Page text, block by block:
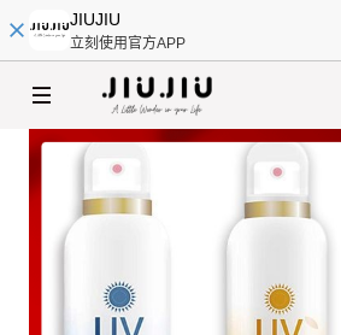
JIUJIU
立刻使用官方APP